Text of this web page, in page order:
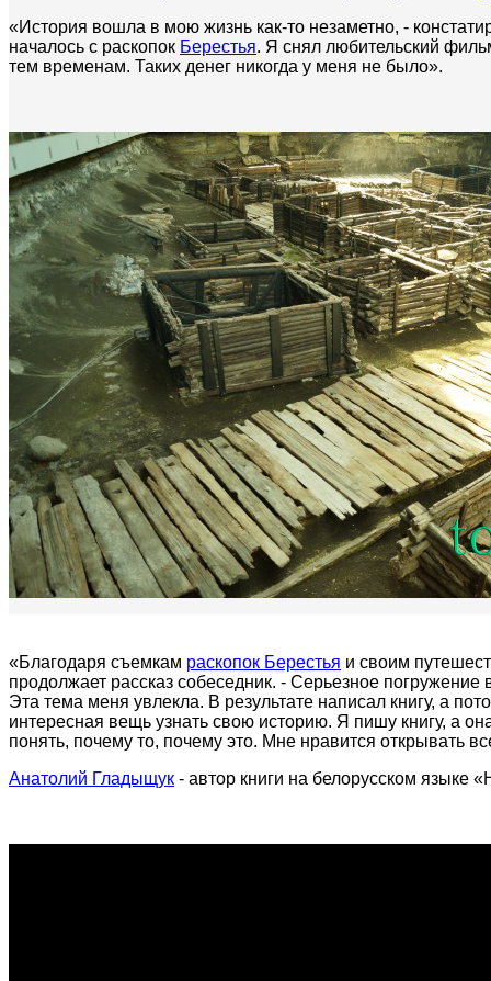
«История вошла в мою жизнь как-то незаметно, -
началось с раскопок Берестья. Я снял любительский
тем временам. Таких денег никогда у меня не было».
«Благодаря съемкам раскопок Берестья и своим
продолжает рассказ собеседник. - Серьезное
Эта тема меня увлекла. В результате написал книгу, а
интересная вещь узнать свою историю. Я пишу книгу, а
понять, почему то, почему это. Мне нравится открывать
Анатолий Гладыщук - автор книги на белорусском языке